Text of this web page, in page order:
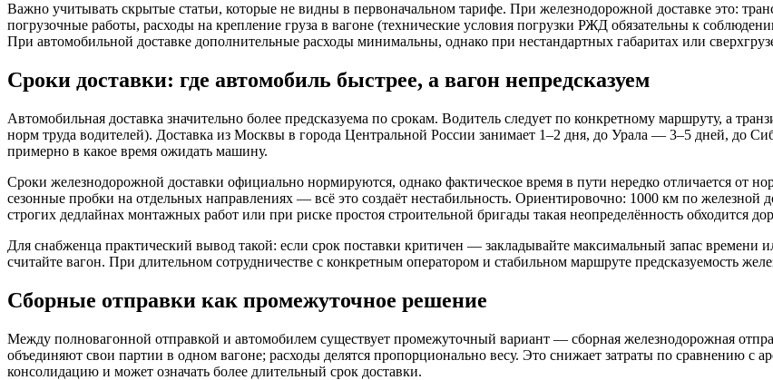
Важно учитывать скрытые статьи, которые не видны в первоначальном тарифе. При железнодорожной доставке это:
погрузочные работы, расходы на крепление груза в вагоне (технические условия погрузки РЖД обязательны к
При автомобильной доставке дополнительные расходы минимальны, однако при нестандартных габаритах или
Сроки доставки: где автомобиль быстрее, а вагон непредсказуем
Автомобильная доставка значительно более предсказуема по срокам. Водитель следует по конкретному маршруту, а
норм труда водителей). Доставка из Москвы в города Центральной России занимает 1–2 дня, до Урала — 3–5 дней, до
примерно в какое время ожидать машину.
Сроки железнодорожной доставки официально нормируются, однако фактическое время в пути нередко отличается от
сезонные пробки на отдельных направлениях — всё это создаёт нестабильность. Ориентировочно: 1000 км по
строгих дедлайнах монтажных работ или при риске простоя строительной бригады такая неопределённость обходится
Для снабженца практический вывод такой: если срок поставки критичен — закладывайте максимальный запас
считайте вагон. При длительном сотрудничестве с конкретным оператором и стабильном маршруте предсказуемость
Сборные отправки как промежуточное решение
Между полновагонной отправкой и автомобилем существует промежуточный вариант — сборная железнодорожная
объединяют свои партии в одном вагоне; расходы делятся пропорционально весу. Это снижает затраты по сравнению с
консолидацию и может означать более длительный срок доставки.